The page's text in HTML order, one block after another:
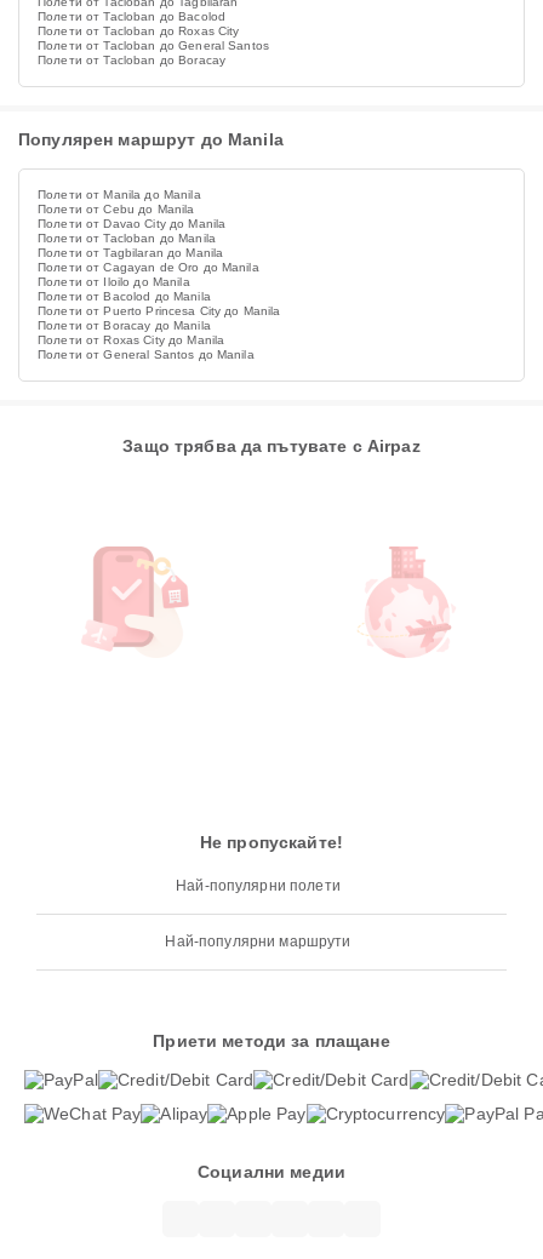
Полети от Tacloban до Bacolod
Полети от Tacloban до Roxas City
Полети от Tacloban до General Santos
Полети от Tacloban до Boracay
Популярен маршрут до Manila
Полети от Manila до Manila
Полети от Cebu до Manila
Полети от Davao City до Manila
Полети от Tacloban до Manila
Полети от Tagbilaran до Manila
Полети от Cagayan de Oro до Manila
Полети от Iloilo до Manila
Полети от Bacolod до Manila
Полети от Puerto Princesa City до Manila
Полети от Boracay до Manila
Полети от Roxas City до Manila
Полети от General Santos до Manila
Защо трябва да пътувате с Airpaz
Не пропускайте!
Най-популярни полети
Най-популярни маршрути
Приети методи за плащане
Социални медии